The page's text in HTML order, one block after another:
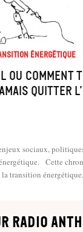
énergétique
comment
quitter
sociaux,
Cette
transition
Radio